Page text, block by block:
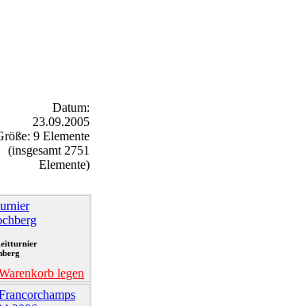
Datum:
23.09.2005
9 Elemente
(insgesamt 2751
Elemente)
legen